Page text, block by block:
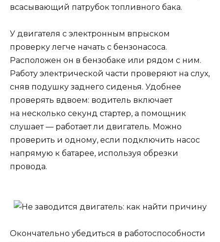
всасывающий патрубок топливного бака.
У двигателя с электронным впрыском
проверку легче начать с бензонасоса.
Расположен он в бензобаке или рядом с ним.
Работу электрической части проверяют на слух,
сняв подушку заднего сиденья. Удобнее
проверять вдвоем: водитель включает
на несколько секунд стартер, а помощник
слушает — работает ли двигатель. Можно
проверить и одному, если подключить насос
напрямую к батарее, используя обрезки
провода.
Окончательно убедиться в работоспособности